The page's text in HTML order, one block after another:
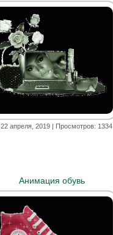
22 апреля, 2019 | Просмотров: 1334
Анимация обувь